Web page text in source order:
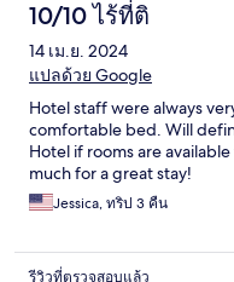
10/10 ไร้ที่ติ
14 เม.ย. 2024
แปลด้วย Google
Hotel staff were always
comfortable bed. Will
Hotel if rooms are
much for a great stay!
Jessica, ทริป 3 คืน
รีวิวที่ตรวจสอบแล้ว